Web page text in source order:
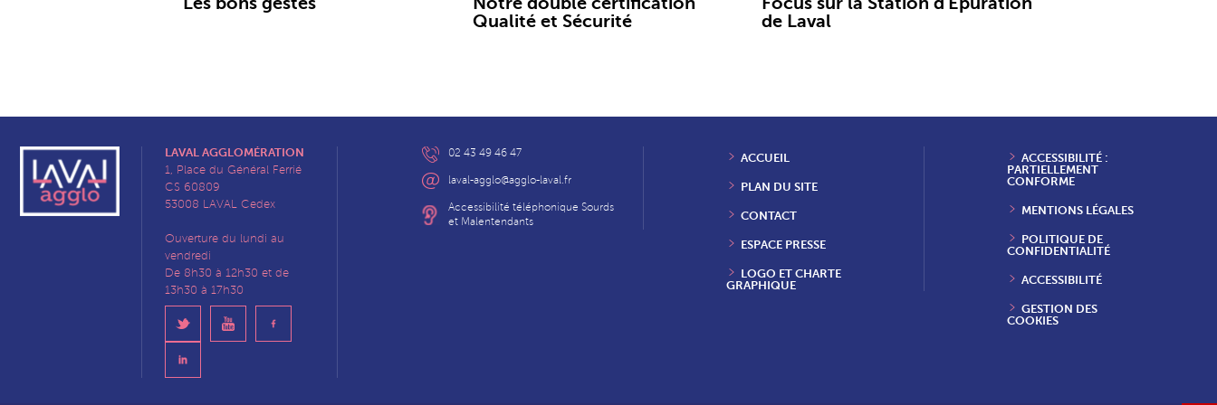
Qualité et Sécurité
de Laval
LAVAL AGGLOMÉRATION
1, Place du Général Ferrié
CS 60809
53008 LAVAL Cedex
Ouverture du lundi au
vendredi
De 8h30 à 12h30 et de
13h30 à 17h30
02 43 49 46 47
laval-agglo@agglo-laval.fr
Accessibilité téléphonique Sourds
et Malentendants
ACCUEIL
PLAN DU SITE
CONTACT
ESPACE PRESSE
LOGO ET CHARTE
GRAPHIQUE
ACCESSIBILITÉ :
PARTIELLEMENT
CONFORME
MENTIONS LÉGALES
POLITIQUE DE
CONFIDENTIALITÉ
ACCESSIBILITÉ
GESTION DES
COOKIES